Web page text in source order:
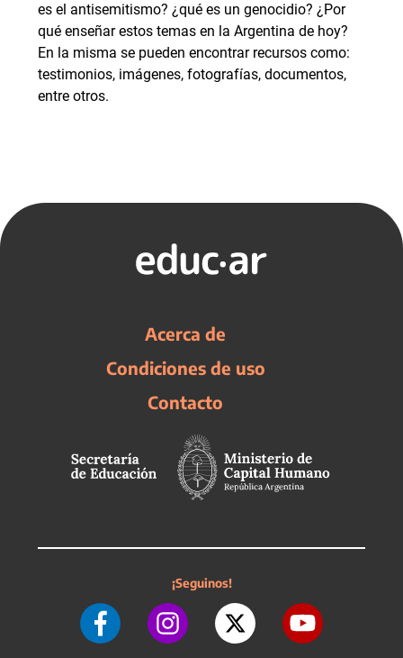
es el antisemitismo? ¿qué es un genocidio? ¿Por
qué enseñar estos temas en la Argentina de hoy?
En la misma se pueden encontrar recursos como:
testimonios, imágenes, fotografías, documentos,
entre otros.
Acerca de
Condiciones de uso
Contacto
¡Seguinos!